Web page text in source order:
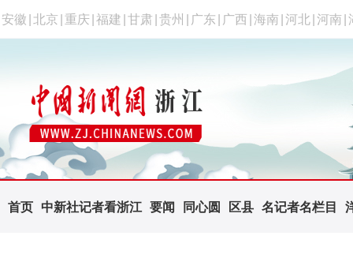
安徽 北京 重庆 福建 甘肃 贵州 广东 广西 海南 河北 河南
首页 中新社记者看浙江 要闻 同心圆 区县 名记者名栏目